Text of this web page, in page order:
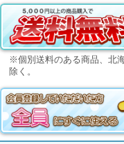
※個別送料のある商品、北
除く。